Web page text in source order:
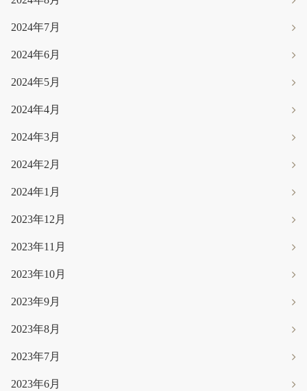
2024年7月
2024年6月
2024年5月
2024年4月
2024年3月
2024年2月
2024年1月
2023年12月
2023年11月
2023年10月
2023年9月
2023年8月
2023年7月
2023年6月